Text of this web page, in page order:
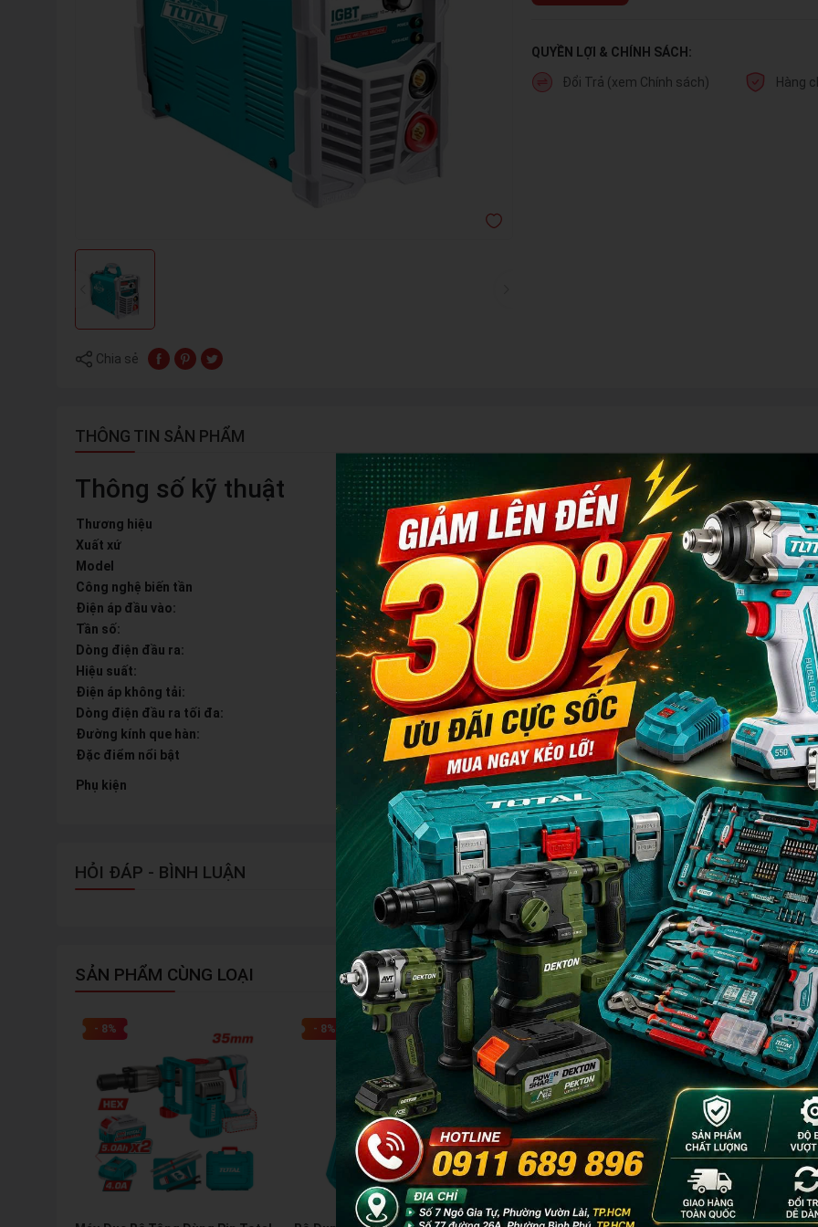
Chia sẻ
QUYỀN LỢI & CHÍNH SÁCH:
Đổi Trả (xem Chính sách) Hàng
THÔNG TIN SẢN PHẨM
Thông số kỹ thuật
Thương hiệu
Makita
Xuất xứ
Trung Quốc
Model
TW216028
Công nghệ biến tần
IGBT
Điện áp đầu vào:
1~220-240V
Tần số:
50/60Hz.
Dòng điện đầu ra:
15-160A.
Hiệu suất:
160A@45% màn hình LED.
Điện áp không tải:
Dòng điện đầu ra tối đa:
160A.
Đường kính que hàn:
1,6-3,2mm
Đặc điểm nổi bật
Chống dính/Khởi động nóng/Lực hồ quang
Phụ kiện
Gồm 1 kềm hàn có dây cáp: 1 kềm tiếp đất có dây cáp 1 bàn chải, 1 mặt
dây đeo di động
HỎI ĐÁP - BÌNH LUẬN
SẢN PHẨM CÙNG LOẠI
- 8% - 8% - 8% - 8%